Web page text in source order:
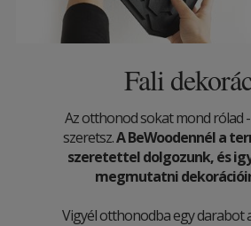
Fali
Az otthonod sokat mond rólad
szeretsz.A BeWoodennél a
szeretettel dolgozunk, és
megmutatni
Vigyél otthonodba egy darabot